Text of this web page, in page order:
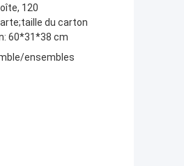
120
du carton
60*31*38 cm
ensembles